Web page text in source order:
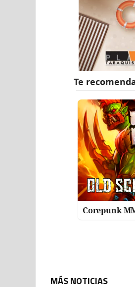
Corepunk
MÁS NOTICIAS